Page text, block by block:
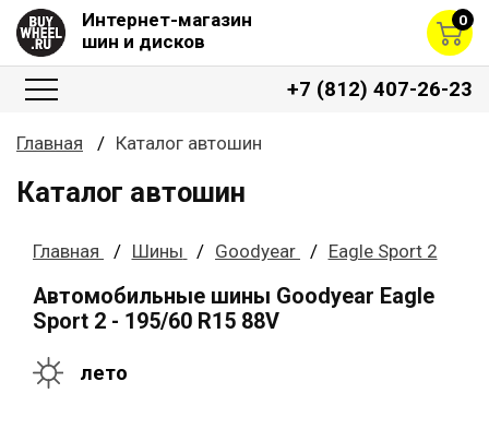
Интернет-магазин
шин и дисков
0
+7 (812) 407-26-23
Главная Каталог автошин
Каталог автошин
Главная Шины Goodyear Eagle Sport 2
Автомобильные шины Goodyear Eagle
Sport 2 - 195/60 R15 88V
лето